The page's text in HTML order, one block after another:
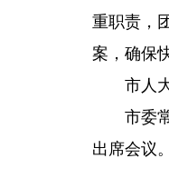
重职责，
案，确保
市人
市委
出席会议。